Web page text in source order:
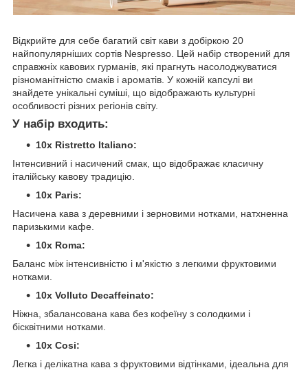
Відкрийте для себе багатий світ кави з добіркою 20
найпопулярніших сортів Nespresso. Цей набір створений для
справжніх кавових гурманів, які прагнуть насолоджуватися
різноманітністю смаків і ароматів. У кожній капсулі ви
знайдете унікальні суміші, що відображають культурні
особливості різних регіонів світу.
У набір входить:
10x Ristretto Italiano:
Інтенсивний і насичений смак, що відображає класичну
італійську кавову традицію.
10x Paris:
Насичена кава з деревними і зерновими нотками, натхненна
паризькими кафе.
10x Roma:
Баланс між інтенсивністю і м'якістю з легкими фруктовими
нотками.
10x Volluto Decaffeinato:
Ніжна, збалансована кава без кофеїну з солодкими і
бісквітними нотками.
10x Cosi:
Легка і делікатна кава з фруктовими відтінками, ідеальна для